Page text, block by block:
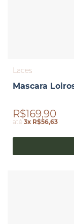
Laces
Mascara
R$169,90
até3x R$56,63